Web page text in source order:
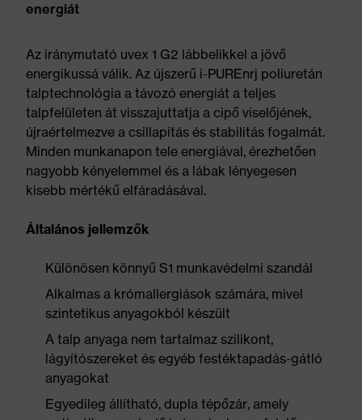
energiát
Az iránymutató uvex 1 G2 lábbelikkel a jövő
energikussá válik. Az újszerű i-PUREnrj poliuretán
talptechnológia a távozó energiát a teljes
talpfelületen át visszajuttatja a cipő viselőjének,
újraértelmezve a csillapítás és stabilitás fogalmát.
Minden munkanapon tele energiával, érezhetően
nagyobb kényelemmel és a lábak lényegesen
kisebb mértékű elfáradásával.
Általános jellemzők
Különösen könnyű S1 munkavédelmi szandál
Alkalmas a krómallergiások számára, mivel
szintetikus anyagokból készült
A talp anyaga nem tartalmaz szilikont,
lágyítószereket és egyéb festéktapadás-gátló
anyagokat
Egyedileg állítható, dupla tépőzár, amely